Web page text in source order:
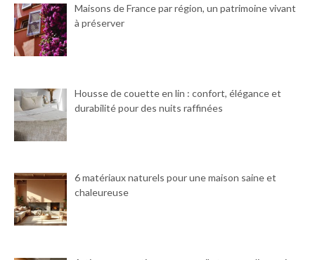
Maisons de France par région, un patrimoine vivant
à préserver
Housse de couette en lin : confort, élégance et
durabilité pour des nuits raffinées
6 matériaux naturels pour une maison saine et
chaleureuse